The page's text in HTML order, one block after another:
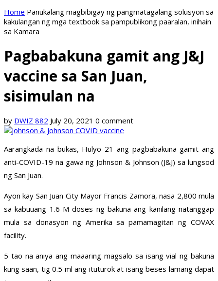
Home Panukalang magbibigay ng pangmatagalang solusyon sa
kakulangan ng mga textbook sa pampublikong paaralan, inihain
sa Kamara
Pagbabakuna gamit ang J&J
vaccine sa San Juan,
sisimulan na
by DWIZ 882 July 20, 2021 0 comment
Aarangkada na bukas, Hulyo 21 ang pagbabakuna gamit ang
anti-COVID-19 na gawa ng Johnson & Johnson (J&J) sa lungsod
ng San Juan.
Ayon kay San Juan City Mayor Francis Zamora, nasa 2,800 mula
sa kabuuang 1.6-M doses ng bakuna ang kanilang natanggap
mula sa donasyon ng Amerika sa pamamagitan ng COVAX
facility.
5 tao na aniya ang maaaring magsalo sa isang vial ng bakuna
kung saan, tig 0.5 ml ang ituturok at isang beses lamang dapat